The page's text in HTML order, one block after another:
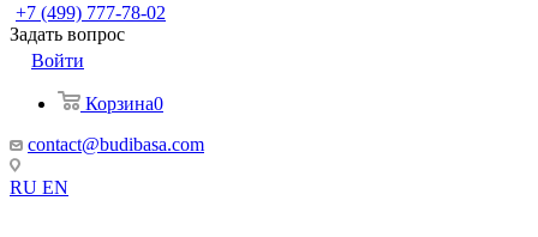
+7 (499) 777-78-02
Задать вопрос
Войти
Корзина0
contact@budibasa.com
RU EN